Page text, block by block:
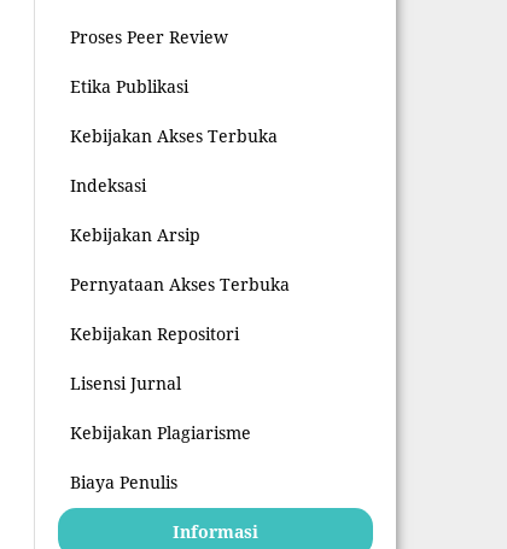
Proses Peer Review
Etika Publikasi
Kebijakan Akses Terbuka
Indeksasi
Kebijakan Arsip
Pernyataan Akses Terbuka
Kebijakan Repositori
Lisensi Jurnal
Kebijakan Plagiarisme
Biaya Penulis
Informasi